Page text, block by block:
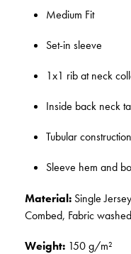
Medium Fit
Set-in sleeve
1x1 rib at neck
Inside back neck
Tubular construction
Sleeve hem and
Material: Single
Combed, Fabric washed
Weight: 150 g/m²